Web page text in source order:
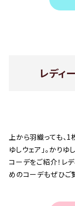
レディ
上から羽織っても、
ゆしウェア」。かり
コーデをご紹介！レ
めのコーデもぜひご